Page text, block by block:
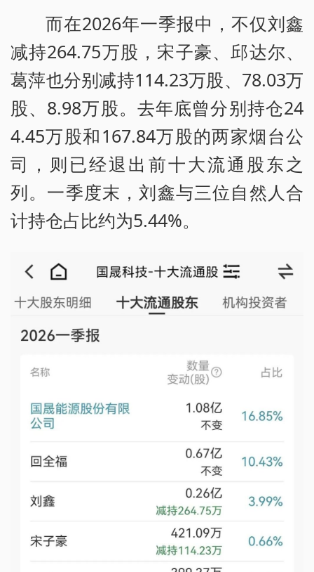
而在2026年一季报中，不仅刘鑫
减持264.75万股，宋子豪、邱达尔、
葛萍也分别减持114.23万股、78.03万
股、8.98万股。去年底曾分别持仓24
4.45万股和167.84万股的两家烟台公
司，则已经退出前十大流通股东之
列。一季度末，刘鑫与三位自然人合
计持仓占比约为5.44%。